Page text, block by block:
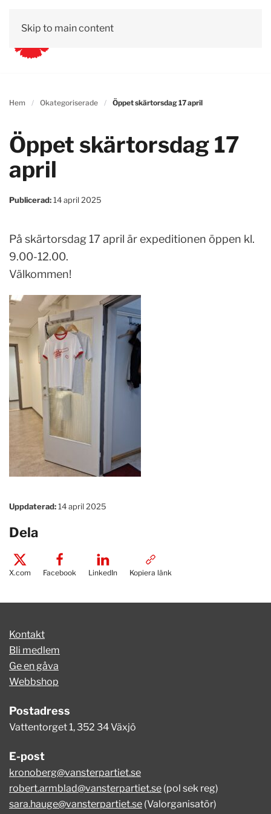
Skip to main content
Hem Okategoriserade Öppet skärtorsdag 17 april
Öppet skärtorsdag 17
april
Publicerad:14 april 2025
På skärtorsdag 17 april är expeditionen öppen kl.
9.00-12.00.
Välkommen!
Uppdaterad:14 april 2025
Dela
X.com Facebook LinkedIn Kopiera länk
Kontakt
Bli medlem
Ge en gåva
Webbshop
Postadress
Vattentorget 1, 352 34 Växjö
E-post
kronoberg@vansterpartiet.se
robert.armblad@vansterpartiet.se (pol sek reg)
sara.hauge@vansterpartiet.se (Valorganisatör)